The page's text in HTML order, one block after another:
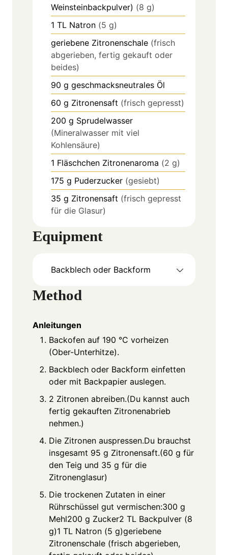
Weinsteinbackpulver) (8 g)
1 TL Natron (5 g)
geriebene Zitronenschale (frisch
abgerieben, fertig gekauft oder
beides)
90 g geschmacksneutrales Öl
60 g Zitronensaft (frisch gepresst)
200 g Sprudelwasser
(Mineralwasser mit viel
Kohlensäure)
1 Fläschchen Zitronenaroma (2 g)
175 g Puderzucker (gesiebt)
35 g Zitronensaft (frisch gepresst
für die Glasur)
Equipment
Backblech oder Backform
Method
Anleitungen
Backofen auf 190 °C vorheizen
(Ober-Unterhitze).
Backblech oder Backform einfetten
oder mit Backpapier auslegen.
2 Zitronen abreiben.(Du kannst auch
fertig gekauften Zitronenabrieb
nehmen.)
Die Zitronen auspressen.Du brauchst
insgesamt 95 g Zitronensaft.(60 g für
den Teig und 35 g für die
Zitronenglasur)
Die trockenen Zutaten in einer
Rührschüssel gut vermischen:300 g
Mehl200 g Zucker2 TL Backpulver (8
g)1 TL Natron (5 g)geriebene
Zitronenschale (frisch abgerieben,